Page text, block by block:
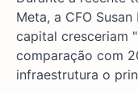
Meta, a CFO
capital cresceriam
comparação com
infraestrutura o